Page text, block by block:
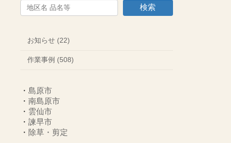
検索
お知らせ (22)
作業事例 (508)
・島原市
・南島原市
・ 雲仙市
・諫早市
・ 除草・剪定